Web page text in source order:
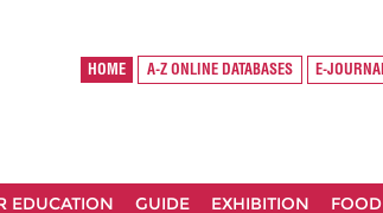
HOME A-Z ONLINE DATABASES E-
EDUCATION GUIDE EXHIBITION